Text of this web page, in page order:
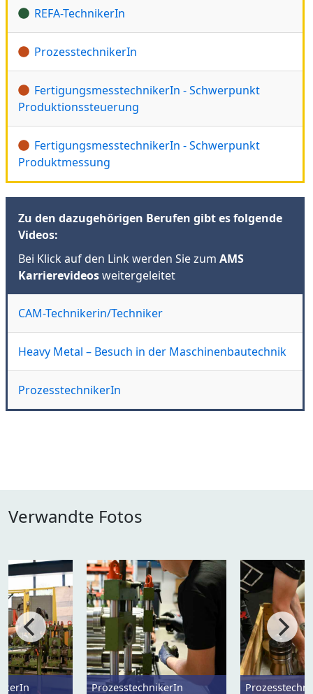
REFA-TechnikerIn
ProzesstechnikerIn
FertigungsmesstechnikerIn - Schwerpunkt
Produktionssteuerung
FertigungsmesstechnikerIn - Schwerpunkt
Produktmessung
Zu den dazugehörigen Berufen gibt es folgende
Videos:
Bei Klick auf den Link werden Sie zum AMS
Karrierevideosweitergeleitet
CAM-Technikerin/Techniker
Heavy Metal – Besuch in der Maschinenbautechnik
ProzesstechnikerIn
Verwandte Fotos
ProzesstechnikerIn